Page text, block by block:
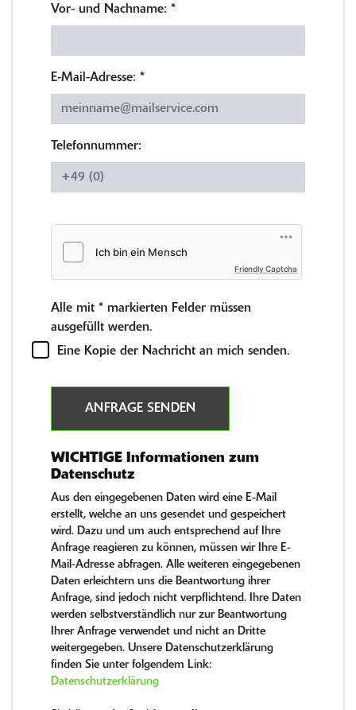
Vor- und Nachname: *
E-Mail-Adresse: *
Telefonnummer:
Friendly Captcha
Alle mit * markierten Felder müssen
ausgefüllt werden.
Eine Kopie der Nachricht an mich senden.
ANFRAGE SENDEN
WICHTIGE Informationen zum
Datenschutz
Aus den eingegebenen Daten wird eine E-Mail
erstellt, welche an uns gesendet und gespeichert
wird. Dazu und um auch entsprechend auf Ihre
Anfrage reagieren zu können, müssen wir Ihre E-
Mail-Adresse abfragen. Alle weiteren eingegebenen
Daten erleichtern uns die Beantwortung ihrer
Anfrage, sind jedoch nicht verpflichtend. Ihre Daten
werden selbstverständlich nur zur Beantwortung
Ihrer Anfrage verwendet und nicht an Dritte
weitergegeben. Unsere Datenschutzerklärung
finden Sie unter folgendem Link:
Datenschutzerklärung